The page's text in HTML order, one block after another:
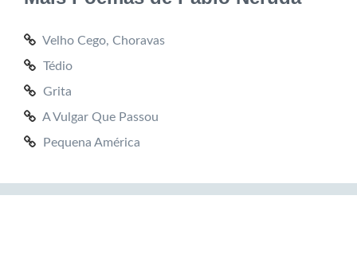
Velho Cego, Choravas
Tédio
Grita
A Vulgar Que Passou
Pequena América